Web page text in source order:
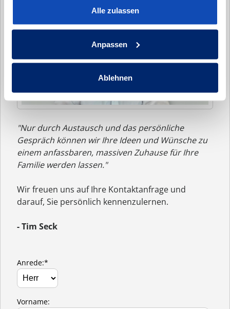
Alle zulassen
Anpassen
Ablehnen
"Nur durch Austausch und das persönliche
Gespräch können wir Ihre Ideen und Wünsche zu
einem anfassbaren, massiven Zuhause für Ihre
Familie werden lassen."
Wir freuen uns auf Ihre Kontaktanfrage und
darauf, Sie persönlich kennenzulernen.
- Tim Seck
Anrede:*
Vorname: